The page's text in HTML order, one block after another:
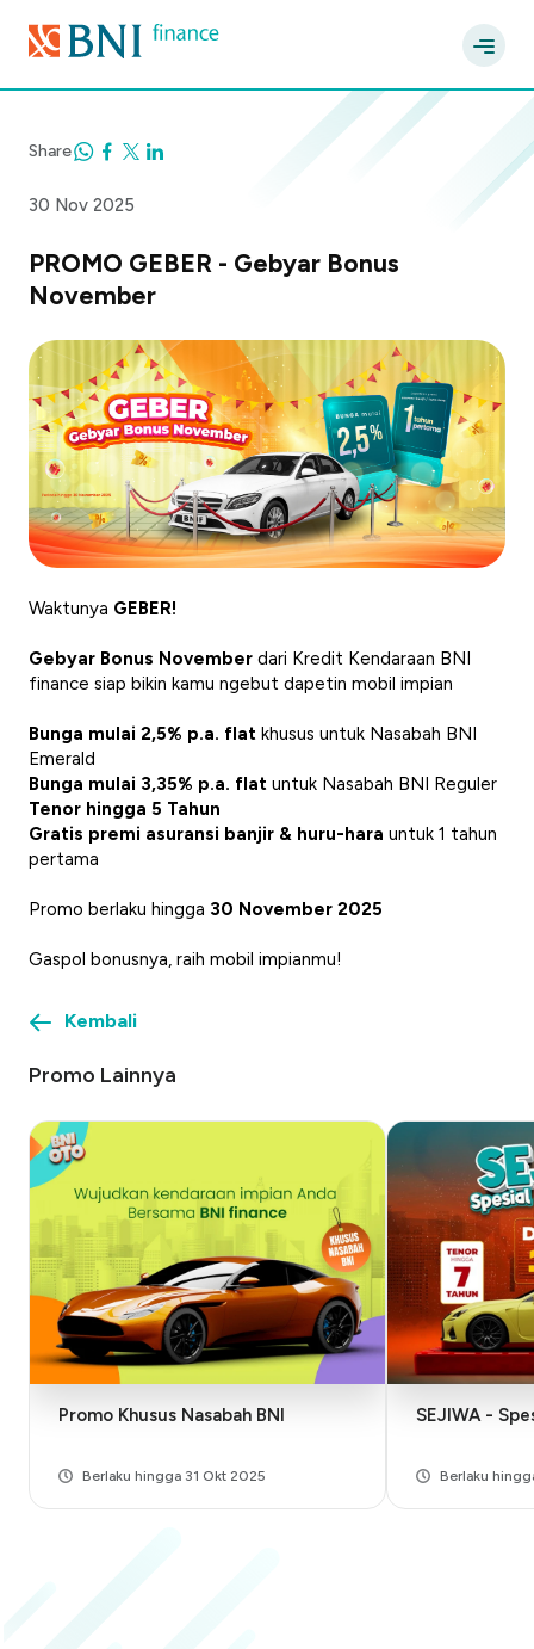
30 Nov 2025
Share
PROMO GEBER - Gebyar Bonus
November
Waktunya GEBER!
Gebyar Bonus November dari Kredit Kendaraan BNI
finance siap bikin kamu ngebut dapetin mobil impian
Bunga mulai 2,5% p.a. flat khusus untuk Nasabah BNI
Emerald
Bunga mulai 3,35% p.a. flat untuk Nasabah BNI Reguler
Tenor hingga 5 Tahun
Gratis premi asuransi banjir & huru-hara untuk 1 tahun
pertama
Promo berlaku hingga 30 November 2025
Gaspol bonusnya, raih mobil impianmu!
Kembali
Promo Lainnya
Promo Khusus Nasabah BNI
Berlaku hingga 31 Okt 2025
SEJIWA -
Berlaku